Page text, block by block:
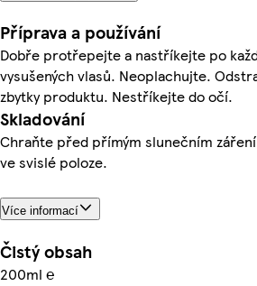
Příprava a používání
Dobře protřepejte a nastříkejte po
vysušených vlasů. Neoplachujte.
zbytky produktu. Nestříkejte do očí.
Skladování
Chraňte před přímým slunečním
ve svislé poloze.
Více informací
Čistý obsah
200ml ℮